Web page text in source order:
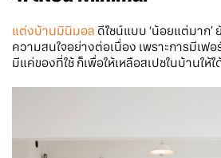
แต่งบ้านมินิมอล ดีไซน์แบบ ‘น้อยแต่มาก’
ความสนใจอย่างต่อเนื่อง เพราะการมีเฟ
มีแค่ของที่ใช้ ก็เพื่อให้เหลือสเปซในบ้านให้